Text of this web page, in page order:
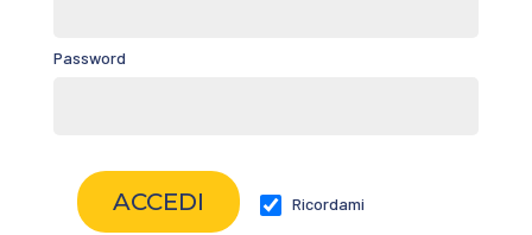
Password
Ricordami